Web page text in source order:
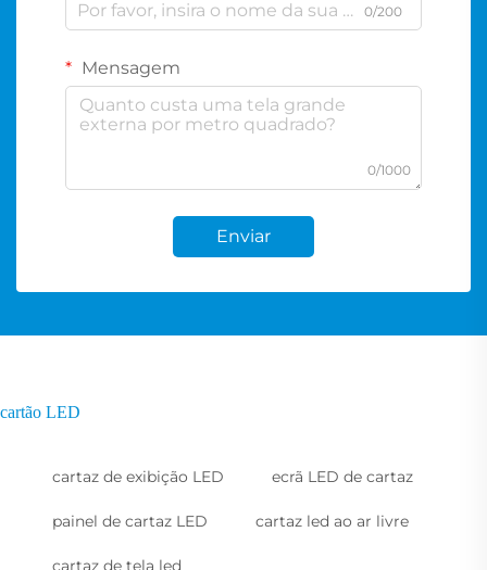
0/200
Mensagem
0/1000
Enviar
cartão LED
cartaz de exibição LED ecrã LED de cartaz
painel de cartaz LED cartaz led ao ar livre
cartaz de tela led